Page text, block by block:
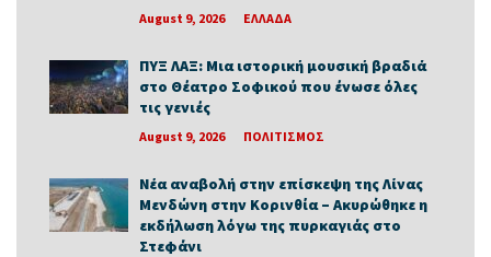
August 9, 2026 ΕΛΛΑΔΑ
ΠΥΞ ΛΑΞ: Μια ιστορική μουσική βραδιά
στο Θέατρο Σοφικού που ένωσε όλες
τις γενιές
August 9, 2026 ΠΟΛΙΤΙΣΜΟΣ
Νέα αναβολή στην επίσκεψη της Λίνας
Μενδώνη στην Κορινθία – Ακυρώθηκε η
εκδήλωση λόγω της πυρκαγιάς στο
Στεφάνι